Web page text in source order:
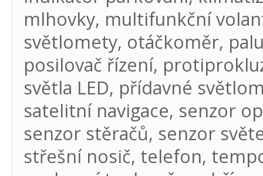
mlhovky, multifunkční
světlomety, otáčkoměr,
posilovač řízení,
světla LED, přídavné
satelitní navigace, senzor
senzor stěračů, senzor
střešní nosič, telefon,